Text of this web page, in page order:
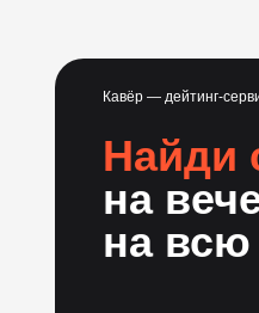
Кавёр — дейтинг-
Найди
на
на